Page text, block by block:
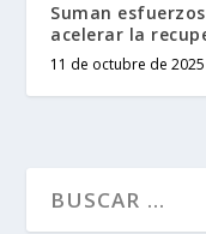
Suman
acelerar la
11 de octubre de 2025